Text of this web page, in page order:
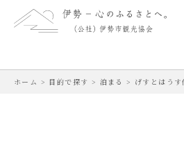
ホーム > 目的で探す > 泊まる > げすとはう